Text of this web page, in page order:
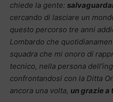
chiede la gente:
cercando di lasciare un
questo percorso tre anni
Lombardo che
squadra che mi onoro di
tecnico, nella persona
confrontandosi con la Ditta
ancora una volta, un grazie